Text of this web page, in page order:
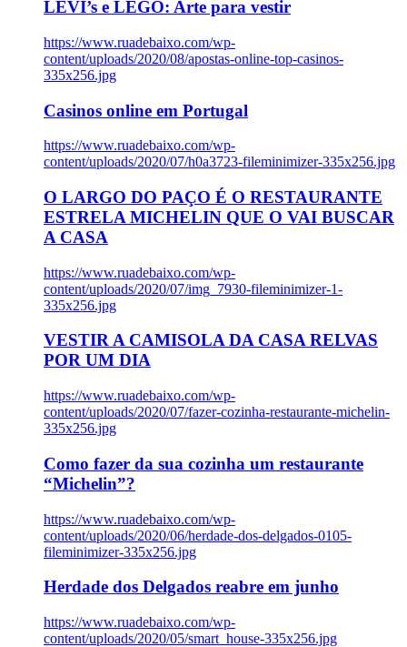
LEVI’s e LEGO: Arte para vestir
https://www.ruadebaixo.com/wp-
content/uploads/2020/08/apostas-online-top-casinos-
335x256.jpg
Casinos online em Portugal
https://www.ruadebaixo.com/wp-
content/uploads/2020/07/h0a3723-fileminimizer-335x256.jpg
O LARGO DO PAÇO É O RESTAURANTE
ESTRELA MICHELIN QUE O VAI BUSCAR
A CASA
https://www.ruadebaixo.com/wp-
content/uploads/2020/07/img_7930-fileminimizer-1-
335x256.jpg
VESTIR A CAMISOLA DA CASA RELVAS
POR UM DIA
https://www.ruadebaixo.com/wp-
content/uploads/2020/07/fazer-cozinha-restaurante-michelin-
335x256.jpg
Como fazer da sua cozinha um restaurante
“Michelin”?
https://www.ruadebaixo.com/wp-
content/uploads/2020/06/herdade-dos-delgados-0105-
fileminimizer-335x256.jpg
Herdade dos Delgados reabre em junho
https://www.ruadebaixo.com/wp-
content/uploads/2020/05/smart_house-335x256.jpg